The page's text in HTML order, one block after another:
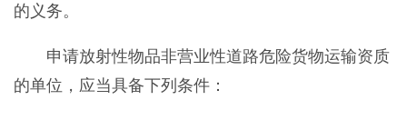
的义务。
申请放射性物品非营业性道路危险货物运输资质
的单位，应当具备下列条件：